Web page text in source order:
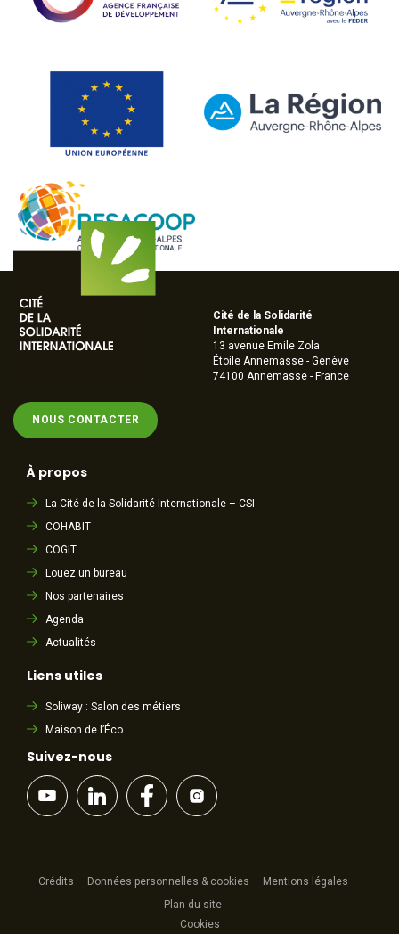
NOUS CONTACTER
Cité de la Solidarité
Internationale
13 avenue Emile Zola
Étoile Annemasse - Genève
74100 Annemasse - France
À propos
La Cité de la Solidarité Internationale – CSI
COHABIT
COGIT
Louez un bureau
Nos partenaires
Agenda
Actualités
Liens utiles
Soliway : Salon des métiers
Maison de l’Éco
Suivez-nous
Crédits Données personnelles & cookies
Mentions légales
Plan du site
Cookies